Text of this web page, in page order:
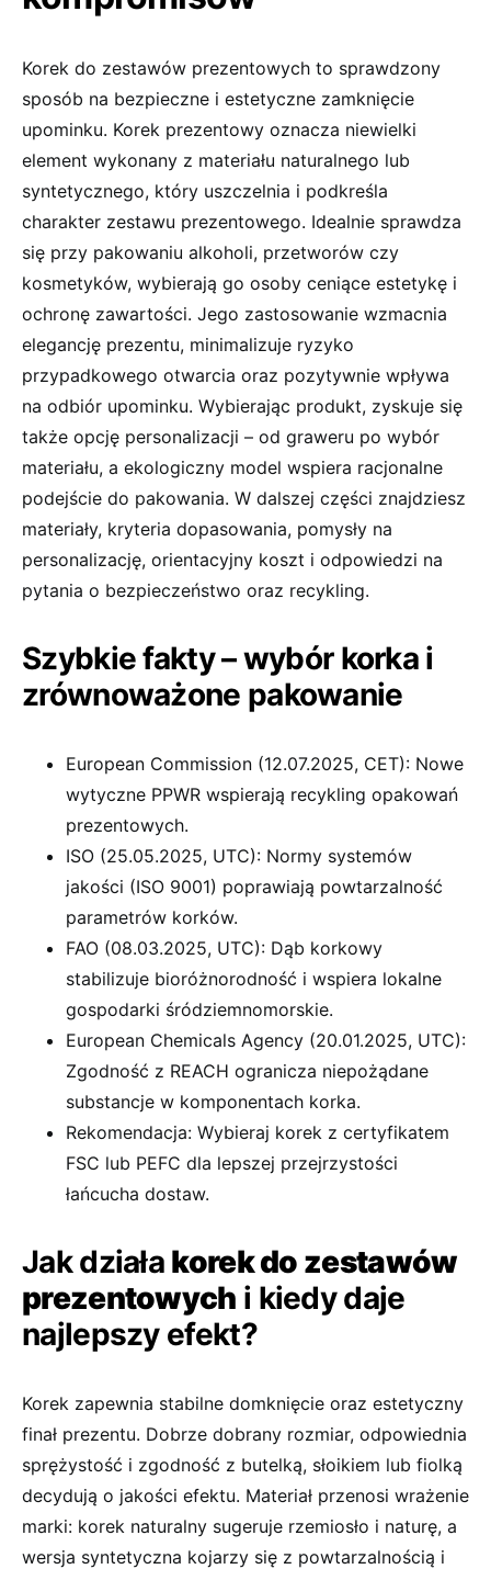
Korek do zestawów prezentowych to sprawdzony
sposób na bezpieczne i estetyczne zamknięcie
upominku. Korek prezentowy oznacza niewielki
element wykonany z materiału naturalnego lub
syntetycznego, który uszczelnia i podkreśla
charakter zestawu prezentowego. Idealnie sprawdza
się przy pakowaniu alkoholi, przetworów czy
kosmetyków, wybierają go osoby ceniące estetykę i
ochronę zawartości. Jego zastosowanie wzmacnia
elegancję prezentu, minimalizuje ryzyko
przypadkowego otwarcia oraz pozytywnie wpływa
na odbiór upominku. Wybierając produkt, zyskuje się
także opcję personalizacji – od graweru po wybór
materiału, a ekologiczny model wspiera racjonalne
podejście do pakowania. W dalszej części znajdziesz
materiały, kryteria dopasowania, pomysły na
personalizację, orientacyjny koszt i odpowiedzi na
pytania o bezpieczeństwo oraz recykling.
Szybkie fakty – wybór korka i
zrównoważone pakowanie
European Commission (12.07.2025, CET): Nowe
wytyczne PPWR wspierają recykling opakowań
prezentowych.
ISO (25.05.2025, UTC): Normy systemów
jakości (ISO 9001) poprawiają powtarzalność
parametrów korków.
FAO (08.03.2025, UTC): Dąb korkowy
stabilizuje bioróżnorodność i wspiera lokalne
gospodarki śródziemnomorskie.
European Chemicals Agency (20.01.2025, UTC):
Zgodność z REACH ogranicza niepożądane
substancje w komponentach korka.
Rekomendacja: Wybieraj korek z certyfikatem
FSC lub PEFC dla lepszej przejrzystości
łańcucha dostaw.
Jak działa korek do zestawów
prezentowych i kiedy daje
najlepszy efekt?
Korek zapewnia stabilne domknięcie oraz estetyczny
finał prezentu. Dobrze dobrany rozmiar, odpowiednia
sprężystość i zgodność z butelką, słoikiem lub fiolką
decydują o jakości efektu. Materiał przenosi wrażenie
marki: korek naturalny sugeruje rzemiosło i naturę, a
wersja syntetyczna kojarzy się z powtarzalnością i